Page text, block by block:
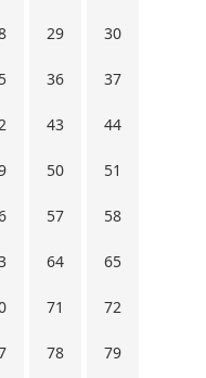
29 30
36 37
43 44
50 51
57 58
64 65
71 72
78 79